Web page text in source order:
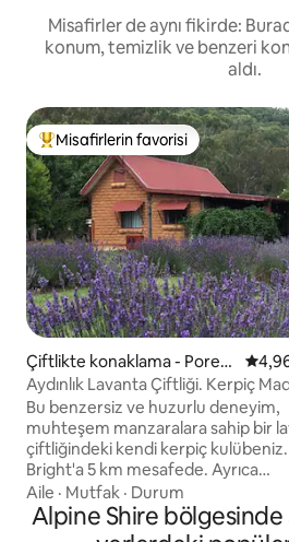
Misafirler de aynı fikirde:
konum, temizlik ve benzeri
aldı.
Misafirlerin favorilerinden en
Misafirlerin favorisi
Çiftlikte konaklama - Porep
unkah
5
Aydınlık Lavanta Çiftliği. Kerpiç
Kulübesi 1
Bu benzersiz ve huzurlu deneyim,
muhteşem manzaralara sahip bir
çiftliğindeki kendi kerpiç kulübeniz.
Bright'a 5 km mesafede. Ayrıca
yakınlarda demiryolu parkuru, golf
ve yürüyüş parkurları, Mount
tarihi dağ evi de bulunuyor. Yeterli
Aile · Mutfak · Durum
Alpine Shire bölgesinde